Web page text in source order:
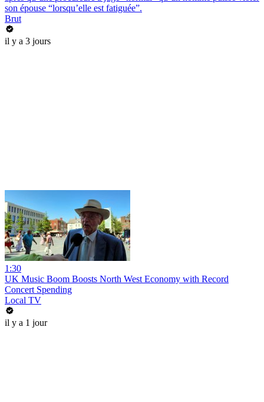
son épouse “lorsqu’elle est fatiguée”.
Brut
il y a 3 jours
1:30
UK Music Boom Boosts North West Economy with Record
Concert Spending
Local TV
il y a 1 jour